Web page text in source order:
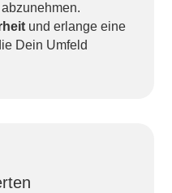
und erlange eine
Dein Umfeld